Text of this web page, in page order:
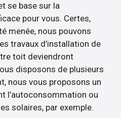
se base sur la
pour vous. Certes,
menée, nous pouvons
travaux d’installation de
toit deviendront
disposons de plusieurs
nous vous proposons un
l’autoconsommation ou
solaires, par exemple.